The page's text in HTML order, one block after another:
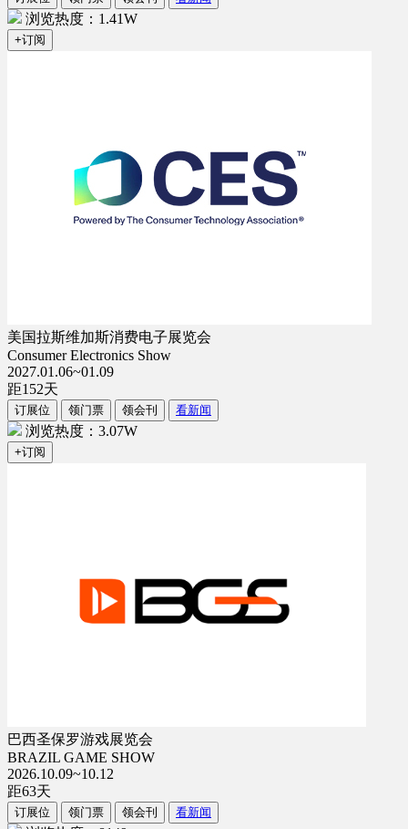
浏览热度：1.41W
+订阅
美国拉斯维加斯消费电子展览会
Consumer Electronics Show
2027.01.06~01.09
距152天
订展位 领门票 领会刊 看新闻
浏览热度：3.07W
+订阅
巴西圣保罗游戏展览会
BRAZIL GAME SHOW
2026.10.09~10.12
距63天
订展位 领门票 领会刊 看新闻